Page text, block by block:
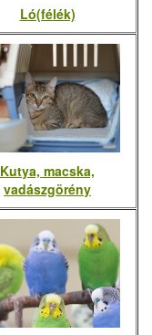
Ló(félék)
Kutya, macska,
vadászgörény